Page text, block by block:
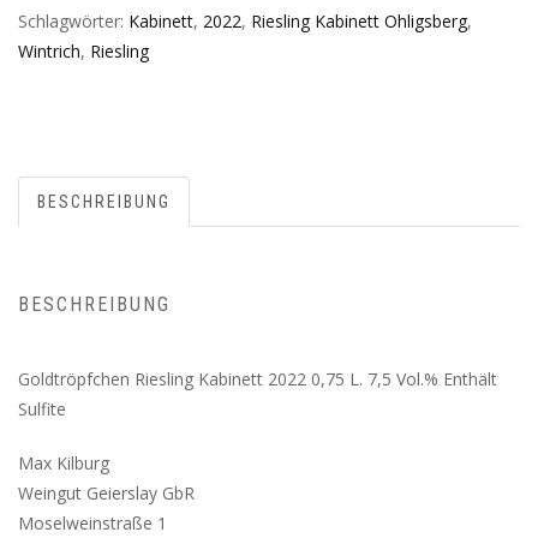
Schlagwörter: Kabinett, 2022, Riesling Kabinett Ohligsberg,
Wintrich, Riesling
BESCHREIBUNG
BESCHREIBUNG
Goldtröpfchen Riesling Kabinett 2022 0,75 L. 7,5 Vol.% Enthält
Sulfite
Max Kilburg
Weingut Geierslay GbR
Moselweinstraße 1